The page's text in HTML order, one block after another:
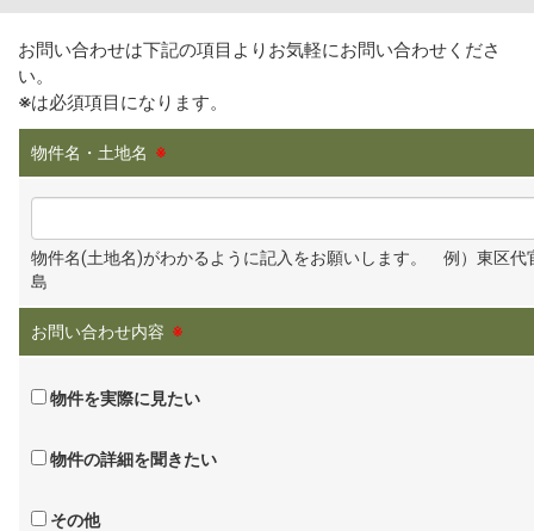
お問い合わせは下記の項目よりお気軽にお問い合わせくださ
い。
※は必須項目になります。
物件名・土地名 ※
物件名(土地名)がわかるように記入をお願いします。 例）東区代
島
お問い合わせ内容 ※
物件を実際に見たい
物件の詳細を聞きたい
その他